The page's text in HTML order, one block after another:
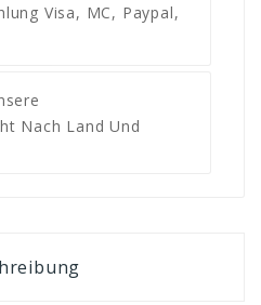
Visa, MC, Paypal,
Nach Land Und